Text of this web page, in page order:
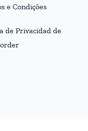
e Condições
de Privacidad de